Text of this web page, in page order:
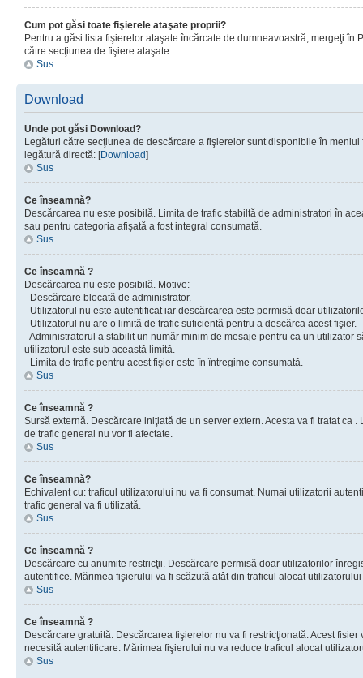
Cum pot găsi toate fişierele ataşate proprii?
Pentru a găsi lista fişierelor ataşate încărcate de dumneavoastră, mergeţi în
către secţiunea de fişiere ataşate.
Sus
Download
Unde pot găsi Download?
Legături către secţiunea de descărcare a fişierelor sunt disponibile în
legătură directă: [Download]
Sus
Ce înseamnă?
Descărcarea nu este posibilă. Limita de trafic stabiltă de administratori în
sau pentru categoria afişată a fost integral consumată.
Sus
Ce înseamnă ?
Descărcarea nu este posibilă. Motive:
- Descărcare blocată de administrator.
- Utilizatorul nu este autentificat iar descărcarea este permisă doar
- Utilizatorul nu are o limită de trafic suficientă pentru a descărca acest fişier.
- Administratorul a stabilit un număr minim de mesaje pentru ca un utilizator
utilizatorul este sub această limită.
- Limita de trafic pentru acest fişier este în întregime consumată.
Sus
Ce înseamnă ?
Sursă externă. Descărcare iniţiată de un server extern. Acesta va fi tratat ca
de trafic general nu vor fi afectate.
Sus
Ce înseamnă?
Echivalent cu: traficul utilizatorului nu va fi consumat. Numai utilizatorii
trafic general va fi utilizată.
Sus
Ce înseamnă ?
Descărcare cu anumite restricţii. Descărcare permisă doar utilizatorilor
autentifice. Mărimea fişierului va fi scăzută atât din traficul alocat
Sus
Ce înseamnă ?
Descărcare gratuită. Descărcarea fişierelor nu va fi restricţionată. Acest
necesită autentificare. Mărimea fişierului nu va reduce traficul alocat
Sus